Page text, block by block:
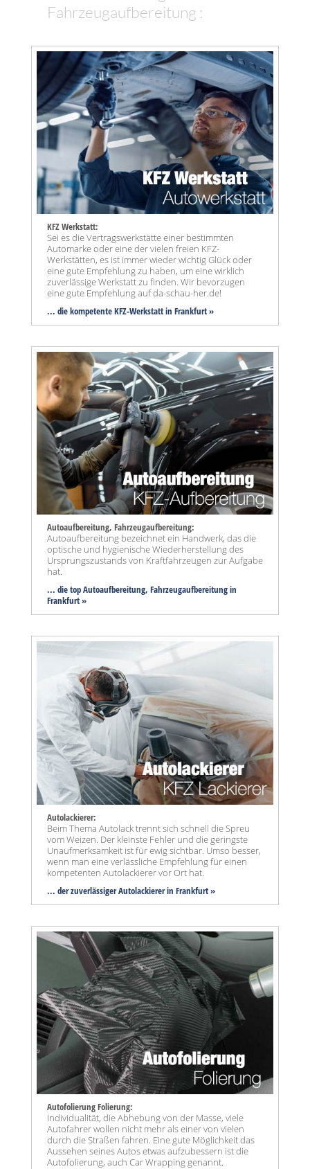
Fahrzeugaufbereitung :
KFZ Werkstatt:
Sei es die Vertragswerkstätte einer bestimmten
Automarke oder eine der vielen freien KFZ-
Werkstätten, es ist immer wieder wichtig Glück oder
eine gute Empfehlung zu haben, um eine wirklich
zuverlässige Werkstatt zu finden. Wir bevorzugen
eine gute Empfehlung auf da-schau-her.de!
... die kompetente KFZ-Werkstatt in Frankfurt »
Autoaufbereitung, Fahrzeugaufbereitung:
Autoaufbereitung bezeichnet ein Handwerk, das die
optische und hygienische Wiederherstellung des
Ursprungszustands von Kraftfahrzeugen zur Aufgabe
hat.
... die top Autoaufbereitung, Fahrzeugaufbereitung in
Frankfurt »
Autolackierer:
Beim Thema Autolack trennt sich schnell die Spreu
vom Weizen. Der kleinste Fehler und die geringste
Unaufmerksamkeit ist für ewig sichtbar. Umso besser,
wenn man eine verlässliche Empfehlung für einen
kompetenten Autolackierer vor Ort hat.
... der zuverlässiger Autolackierer in Frankfurt »
Autofolierung Folierung:
Individualität, die Abhebung von der Masse, viele
Autofahrer wollen nicht mehr als einer von vielen
durch die Straßen fahren. Eine gute Möglichkeit das
Aussehen seines Autos etwas aufzubessern ist die
Autofolierung, auch Car Wrapping genannt.